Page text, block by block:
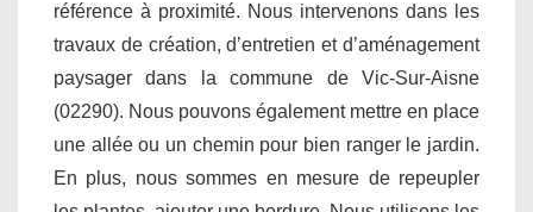
référence à proximité. Nous intervenons dans les
travaux de création, d’entretien et d’aménagement
paysager dans la commune de Vic-Sur-Aisne
(02290). Nous pouvons également mettre en place
une allée ou un chemin pour bien ranger le jardin.
En plus, nous sommes en mesure de repeupler